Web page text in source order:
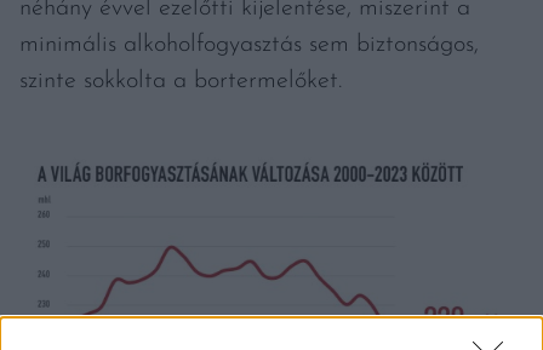
néhány évvel ezelőtti kijelentése, miszerint a
minimális alkoholfogyasztás sem biztonságos,
szinte sokkolta a bortermelőket.